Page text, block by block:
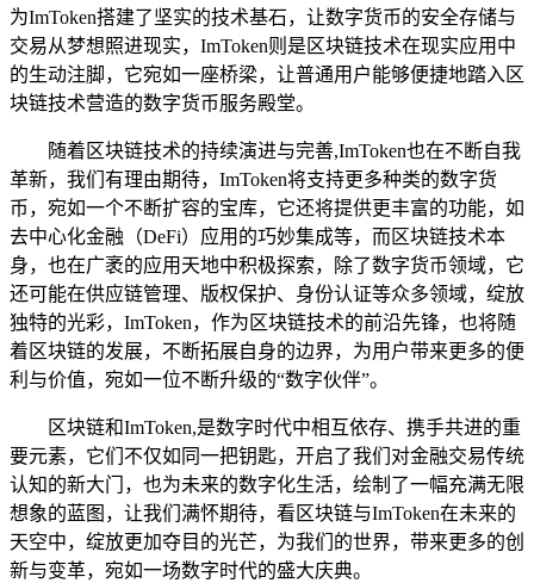
为ImToken搭建了坚实的技术基石，让数字货币的安全存储与
交易从梦想照进现实，ImToken则是区块链技术在现实应用中
的生动注脚，它宛如一座桥梁，让普通用户能够便捷地踏入区
块链技术营造的数字货币服务殿堂。
随着区块链技术的持续演进与完善,ImToken也在不断自我
革新，我们有理由期待，ImToken将支持更多种类的数字货
币，宛如一个不断扩容的宝库，它还将提供更丰富的功能，如
去中心化金融（DeFi）应用的巧妙集成等，而区块链技术本
身，也在广袤的应用天地中积极探索，除了数字货币领域，它
还可能在供应链管理、版权保护、身份认证等众多领域，绽放
独特的光彩，ImToken，作为区块链技术的前沿先锋，也将随
着区块链的发展，不断拓展自身的边界，为用户带来更多的便
利与价值，宛如一位不断升级的“数字伙伴”。
区块链和ImToken,是数字时代中相互依存、携手共进的重
要元素，它们不仅如同一把钥匙，开启了我们对金融交易传统
认知的新大门，也为未来的数字化生活，绘制了一幅充满无限
想象的蓝图，让我们满怀期待，看区块链与ImToken在未来的
天空中，绽放更加夺目的光芒，为我们的世界，带来更多的创
新与变革，宛如一场数字时代的盛大庆典。